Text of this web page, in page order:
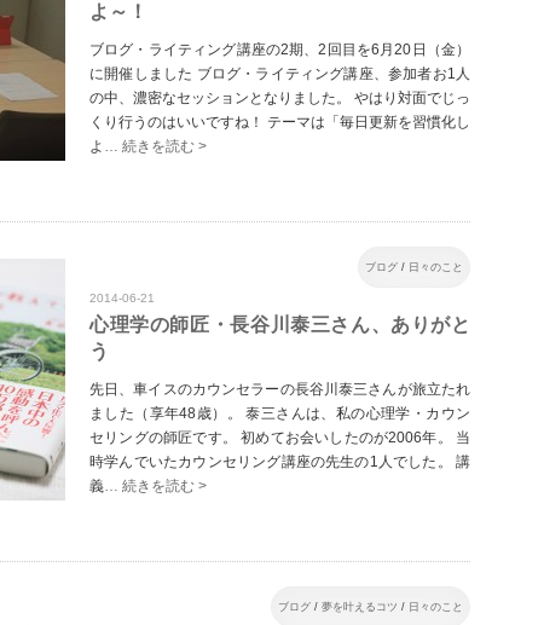
よ～！
ブログ・ライティング講座の2期、2回目を6月20日（金）
に開催しました ブログ・ライティング講座、参加者お1人
の中、濃密なセッションとなりました。 やはり対面でじっ
くり行うのはいいですね！ テーマは「毎日更新を習慣化し
よ … 続きを読む >
ブログ / 日々のこと
2014-06-21
心理学の師匠・長谷川泰三さん、ありがと
う
先日、車イスのカウンセラーの長谷川泰三さんが旅立たれ
ました（享年48歳）。 泰三さんは、私の心理学・カウン
セリングの師匠です。 初めてお会いしたのが2006年。 当
時学んでいたカウンセリング講座の先生の1人でした。 講
義… 続きを読む >
ブログ / 夢を叶えるコツ / 日々のこと